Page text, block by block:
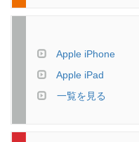
Apple iPhone
Apple iPad
一覧を見る